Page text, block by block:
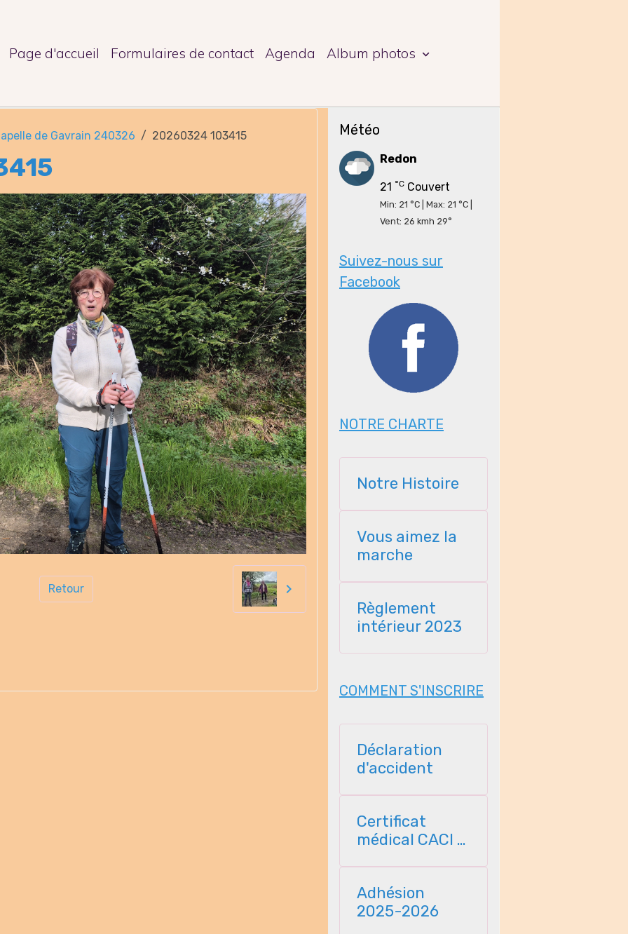
Page d'accueil Formulaires de contact Agenda Album photos
de Gavrain 240326 20260324 103415
Retour
Météo
Redon
21 °C Couvert
Min: 21 °C | Max: 21 °C |
Vent: 26 kmh 29°
Suivez-nous sur
Facebook
NOTRE CHARTE
Notre Histoire
Vous aimez la
marche
Règlement
intérieur 2023
COMMENT S'INSCRIRE
Déclaration
d'accident
Certificat
médical CACI -
Adhésion
2025-2026